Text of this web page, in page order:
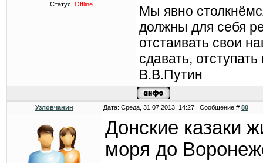
Статус: Offline
Мы явно
должны для себя
отстаивать свои
сдавать,
В.В.Путин
Узловчанин Дата: Среда, 31.07.2013, 14:27 | Сообщение # 80
Донские казаки
моря до